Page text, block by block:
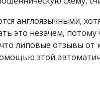
англоязычными,
это незачем,
липовые отзывы от
этой